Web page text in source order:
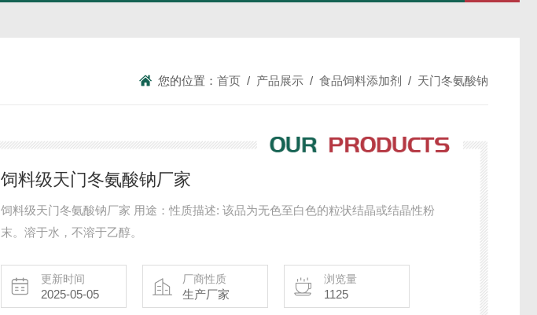
您的位置： 首页 / 产品展示 / 食品饲料添加剂 / 天门冬氨酸钠
饲料级天门冬氨酸钠厂家
饲料级天门冬氨酸钠厂家 用途：性质描述: 该品为无色至白色的粒状结晶或结晶性粉
末。溶于水，不溶于乙醇。
更新时间
2025-05-05
厂商性质
生产厂家
浏览量
1125